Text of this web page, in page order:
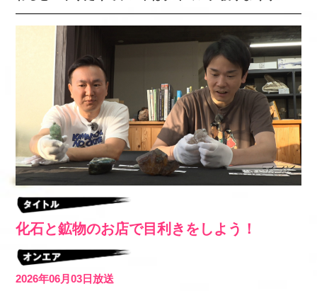
化石と鉱物のお店で目利きをしよう！
2026年06月03日放送